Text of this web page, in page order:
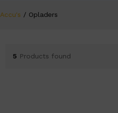
Accu's / Opladers
5 Products found